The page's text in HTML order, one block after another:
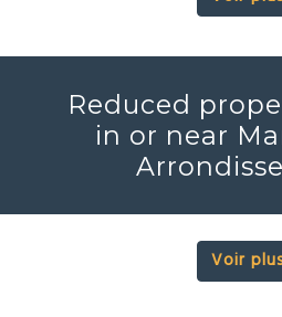
Reduced
in or near
Voir